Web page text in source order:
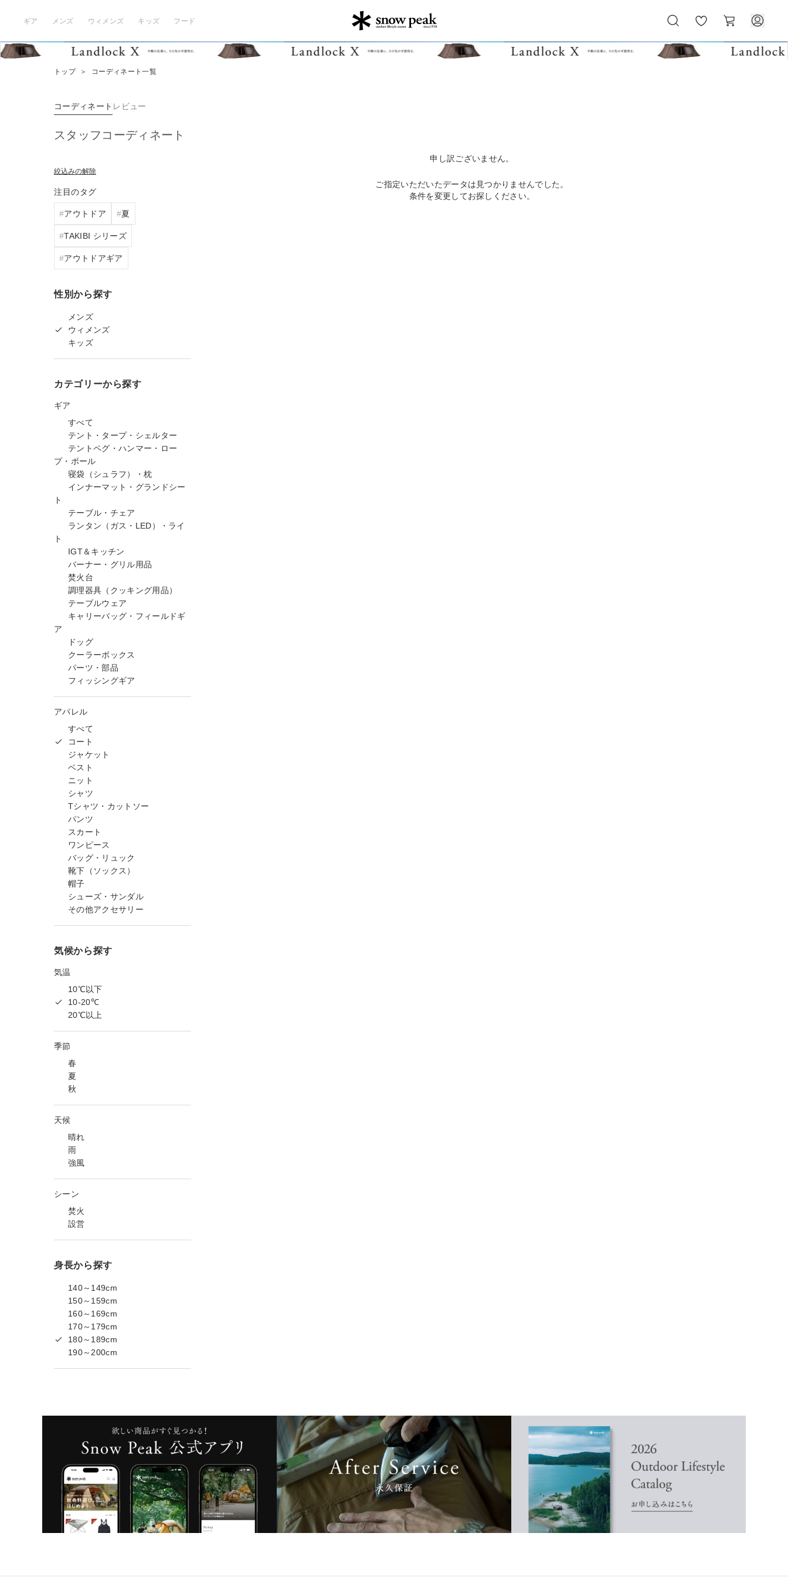
ギア メンズ ウィメンズ キッズ フード
気
に
ー
ト
トップ ＞ コーディネート一覧
コーディネート レビュー
スタッフコーディネート
絞込みの解除
注目のタグ
アウトドア 夏
TAKIBI シリーズ
アウトドアギア
性別から探す
メンズ
ウィメンズ
キッズ
カテゴリーから探す
ギア
すべて
テント・タープ・シェルター
テントペグ・ハンマー・ロー
プ・ポール
寝袋（シュラフ）・枕
インナーマット・グランドシー
ト
テーブル・チェア
ランタン（ガス・LED）・ライ
ト
IGT＆キッチン
バーナー・グリル用品
焚火台
調理器具（クッキング用品）
テーブルウェア
キャリーバッグ・フィールドギ
ア
ドッグ
クーラーボックス
パーツ・部品
フィッシングギア
アパレル
すべて
コート
ジャケット
ベスト
ニット
シャツ
Tシャツ・カットソー
パンツ
スカート
ワンピース
バッグ・リュック
靴下（ソックス）
帽子
シューズ・サンダル
その他アクセサリー
気候から探す
気温
10℃以下
10-20℃
20℃以上
季節
春
夏
秋
天候
晴れ
雨
強風
シーン
焚火
設営
身長から探す
140～149cm
150～159cm
160～169cm
170～179cm
180～189cm
190～200cm
申し訳ございません。
ご指定いただいたデータは見つかりませんでした。
条件を変更してお探しください。